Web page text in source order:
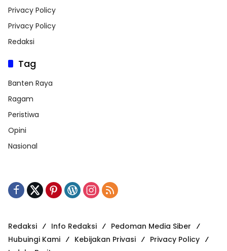
Privacy Policy
Privacy Policy
Redaksi
Tag
Banten Raya
Ragam
Peristiwa
Opini
Nasional
Redaksi Info Redaksi
Pedoman Media Siber
Hubuingi Kami
Kebijakan Privasi
Privacy Policy